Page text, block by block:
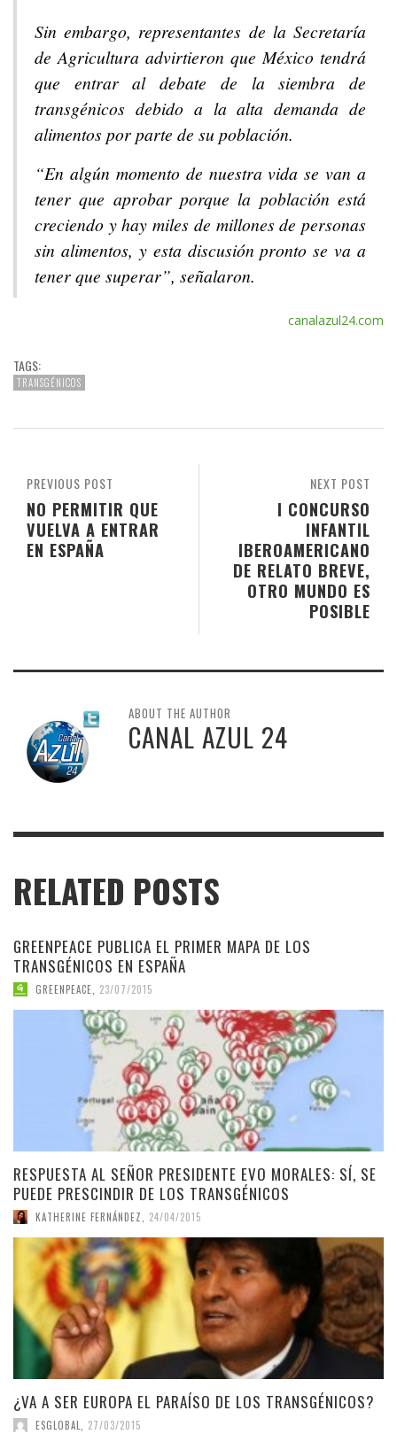
Sin embargo, representantes de la Secretaría
de Agricultura advirtieron que México tendrá
que entrar al debate de la siembra de
transgénicos debido a la alta demanda de
alimentos por parte de su población.
“En algún momento de nuestra vida se van a
tener que aprobar porque la población está
creciendo y hay miles de millones de personas
sin alimentos, y esta discusión pronto se va a
tener que superar”, señalaron.
canalazul24.com
TAGS:
TRANSGÉNICOS
NEXT POST
I CONCURSO
INFANTIL
IBEROAMERICANO
DE RELATO BREVE,
OTRO MUNDO ES
POSIBLE
PREVIOUS POST
NO PERMITIR QUE
VUELVA A ENTRAR
EN ESPAÑA
ABOUT THE AUTHOR
CANAL AZUL 24
RELATED POSTS
GREENPEACE PUBLICA EL PRIMER MAPA DE LOS
TRANSGÉNICOS EN ESPAÑA
GREENPEACE 23/07/2015
RESPUESTA AL SEÑOR PRESIDENTE EVO MORALES: SÍ, SE
PUEDE PRESCINDIR DE LOS TRANSGÉNICOS
KATHERINE FERNÁNDEZ 24/04/2015
¿VA A SER EUROPA EL PARAÍSO DE LOS TRANSGÉNICOS?
ESGLOBAL 27/03/2015